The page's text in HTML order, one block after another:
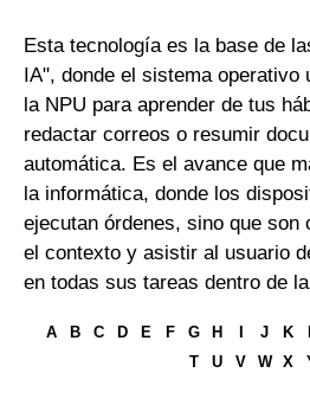
Esta tecnología es la base de
IA", donde el sistema operativo
la NPU para aprender de tus
redactar correos o resumir
automática. Es el avance que
la informática, donde los
ejecutan órdenes, sino que son
el contexto y asistir al usuario
en todas sus tareas dentro de
A B C D E F G H J K
T
U V W X